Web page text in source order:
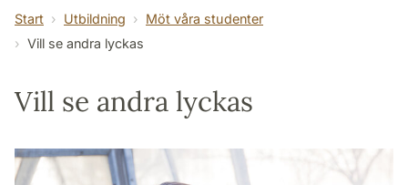
Kontakt Om institutionen
Start Utbildning
Möt våra studenter
Vill se andra lyckas
Vill se andra lyckas